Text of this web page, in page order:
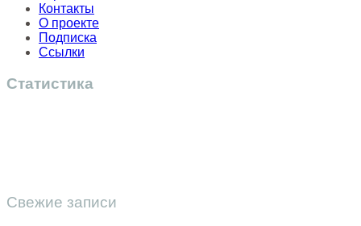
Контакты
О проекте
Подписка
Ссылки
Статистика
Свежие записи